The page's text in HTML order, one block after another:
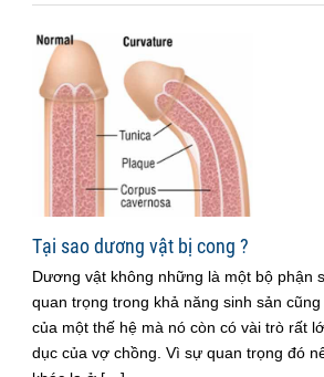
Tại sao dương vật bị cong ?
Dương vật không những là một bộ phận
quan trọng trong khả năng sinh sản
của một thế hệ mà nó còn có vài trò rất
dục của vợ chồng. Vì sự quan trọng đó